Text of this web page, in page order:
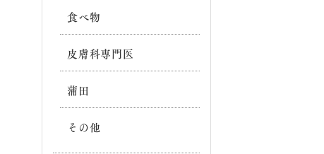
食べ物
皮膚科専門医
蒲田
その他